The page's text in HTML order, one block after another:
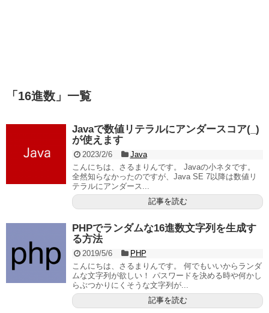
「 16進数 」 一覧
Javaで数値リテラルにアンダースコア(_)
が使えます
2023/2/6
Java
こんにちは、さるまりんです。 Javaの小ネタです。
全然知らなかったのですが、Java SE 7以降は数値リ
テラルにアンダース...
記事を読む
PHPでランダムな16進数文字列を生成す
る方法
2019/5/6
PHP
こんにちは、さるまりんです。 何でもいいからランダ
ムな文字列が欲しい！ パスワードを決める時や何かし
らぶつかりにくそうな文字列が...
記事を読む